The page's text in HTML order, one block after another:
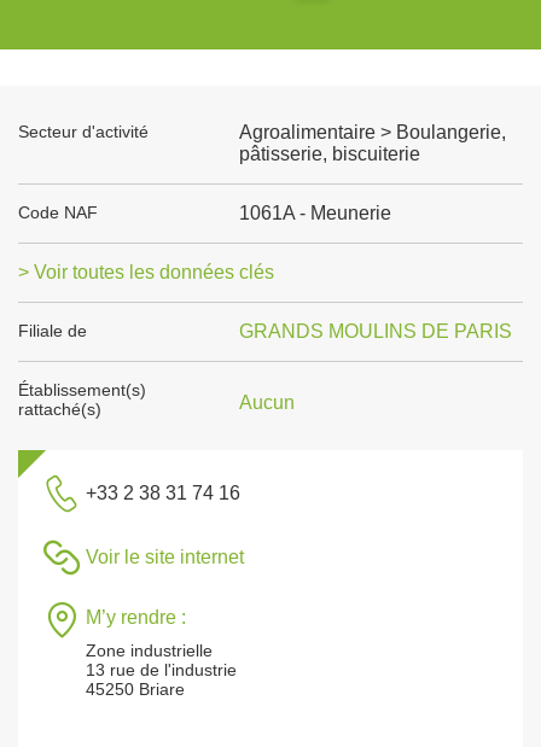
Secteur d'activité
Agroalimentaire > Boulangerie,
pâtisserie, biscuiterie
Code NAF 1061A - Meunerie
> Voir toutes les données clés
Filiale de GRANDS MOULINS DE PARIS
Établissement(s)
rattaché(s)
Aucun
+33 2 38 31 74 16
Voir le site internet
M’y rendre :
Zone industrielle
13 rue de l'industrie
45250 Briare